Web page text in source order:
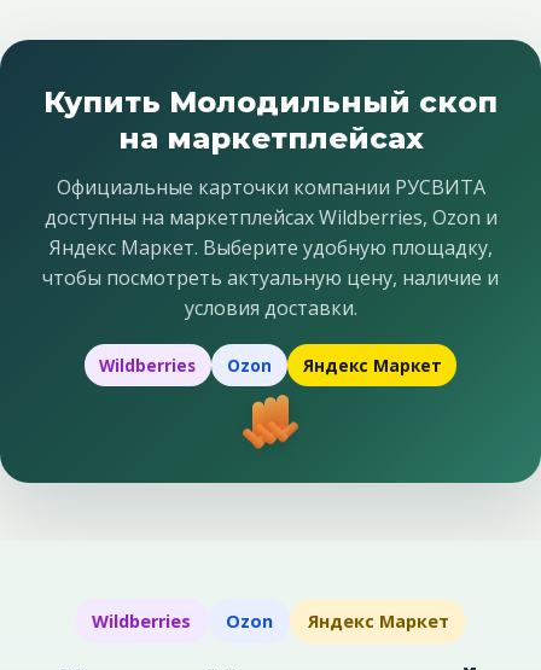
Купить Молодильный скоп
на маркетплейсах
Официальные карточки компании РУСВИТА
доступны на маркетплейсах Wildberries, Ozon и
Яндекс Маркет. Выберите удобную площадку,
чтобы посмотреть актуальную цену, наличие и
условия доставки.
Wildberries Ozon Яндекс Маркет
Wildberries Ozon Яндекс Маркет